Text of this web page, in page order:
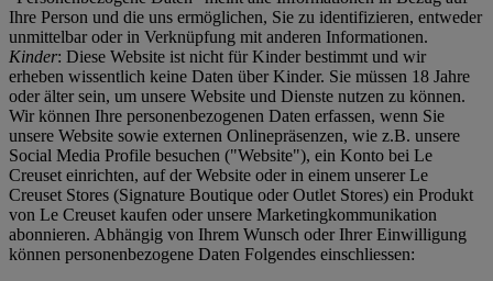
Ihre Person und die uns ermöglichen, Sie zu identifizieren, entweder
unmittelbar oder in Verknüpfung mit anderen Informationen.
Kinder: Diese Website ist nicht für Kinder bestimmt und wir
erheben wissentlich keine Daten über Kinder. Sie müssen 18 Jahre
oder älter sein, um unsere Website und Dienste nutzen zu können.
Wir können Ihre personenbezogenen Daten erfassen, wenn Sie
unsere Website sowie externen Onlinepräsenzen, wie z.B. unsere
Social Media Profile besuchen ("Website"), ein Konto bei Le
Creuset einrichten, auf der Website oder in einem unserer Le
Creuset Stores (Signature Boutique oder Outlet Stores) ein Produkt
von Le Creuset kaufen oder unsere Marketingkommunikation
abonnieren. Abhängig von Ihrem Wunsch oder Ihrer Einwilligung
können personenbezogene Daten Folgendes einschliessen: